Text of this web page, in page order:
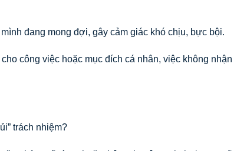
đang mong đợi, gây cảm giác khó chịu, bực bội.
công việc hoặc mục đích cá nhân, việc không nhận
trách nhiệm?